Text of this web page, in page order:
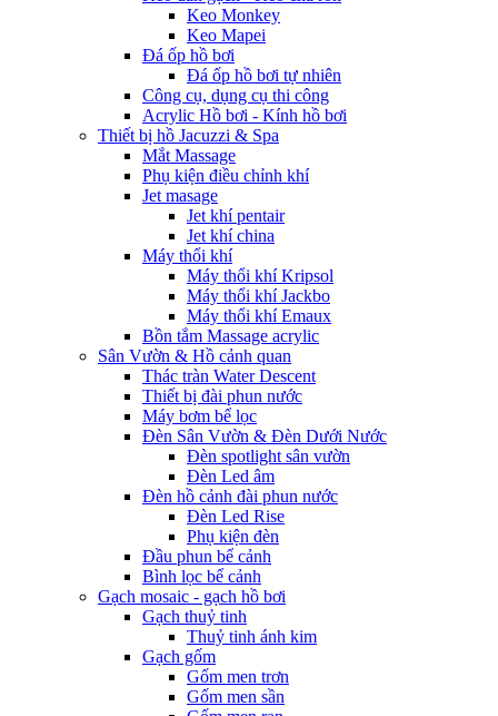
Keo Monkey
Keo Mapei
Đá ốp hồ bơi
Đá ốp hồ bơi tự nhiên
Công cụ, dụng cụ thi công
Acrylic Hồ bơi - Kính hồ bơi
Thiết bị hồ Jacuzzi & Spa
Mắt Massage
Phụ kiện điều chỉnh khí
Jet masage
Jet khí pentair
Jet khí china
Máy thổi khí
Máy thổi khí Kripsol
Máy thổi khí Jackbo
Máy thổi khí Emaux
Bồn tắm Massage acrylic
Sân Vườn & Hồ cảnh quan
Thác tràn Water Descent
Thiết bị đài phun nước
Máy bơm bể lọc
Đèn Sân Vườn & Đèn Dưới Nước
Đèn spotlight sân vườn
Đèn Led âm
Đèn hồ cảnh đài phun nước
Đèn Led Rise
Phụ kiện đèn
Đầu phun bể cảnh
Bình lọc bể cảnh
Gạch mosaic - gạch hồ bơi
Gạch thuỷ tinh
Thuỷ tinh ánh kim
Gạch gốm
Gốm men trơn
Gốm men sần